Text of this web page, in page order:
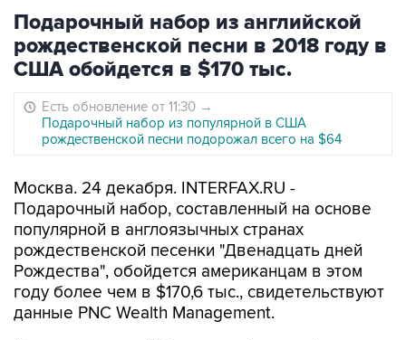
Подарочный набор из английской
рождественской песни в 2018 году в
США обойдется в $170 тыс.
Есть обновление от 11:30 →
Подарочный набор из популярной в США
рождественской песни подорожал всего на $64
Москва. 24 декабря. INTERFAX.RU -
Подарочный набор, составленный на основе
популярной в англоязычных странах
рождественской песенки "Двенадцать дней
Рождества", обойдется американцам в этом
году более чем в $170,6 тыс., свидетельствуют
данные PNC Wealth Management.